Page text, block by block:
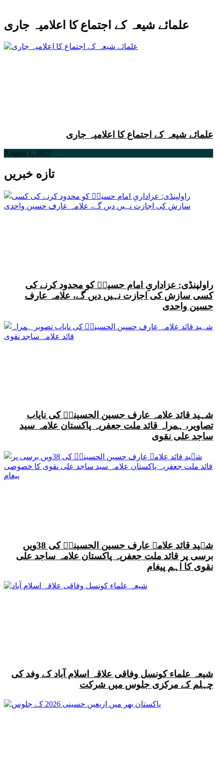
علمائے شیعہ کے اجتماع کا اعلامیہ جاری
علمائے شیعہ کے اجتماع کا اعلامیہ جاری
August 1, 2021
تازه خبریں
راولپنڈی: عزاداریِ امام حسینؑ کو محدود کرنے کی
کسی سازش کی اجازت نہیں دیں گے، علامہ عارف
حسین واحدی
شہید قائد علامہ عارف حسین الحسینیؒ کی نایاب
تصاویر، ہمراہ قائد ملت جعفریہ پاکستان علامہ سید
ساجد علی نقوی
شہید قائد علامہ عارف حسین الحسینیؒ کی 38ویں
برسی پر قائد ملت جعفریہ پاکستان علامہ ساجد علی
نقوی کا اہم پیغام
شیعہ علماء کونسل وفاقی علاقہ اسلام آباد کے وفد کی
چہلم کے مرکزی جلوس میں شرکت